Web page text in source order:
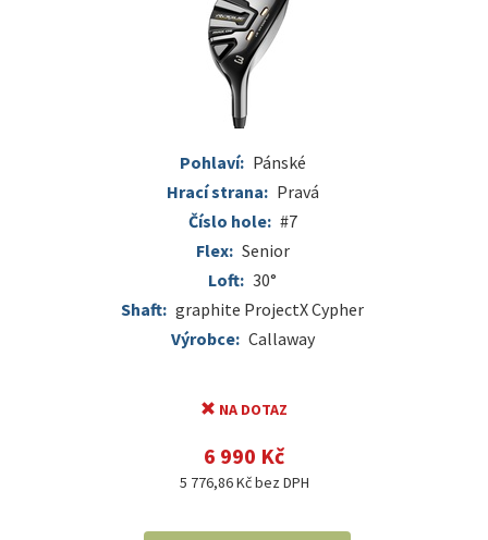
Pohlaví: Pánské
Hrací strana: Pravá
Číslo hole: #7
Flex: Senior
Loft: 30°
Shaft: graphite ProjectX Cypher
Výrobce: Callaway
NA DOTAZ
6 990 Kč
5 776,86 Kč bez DPH